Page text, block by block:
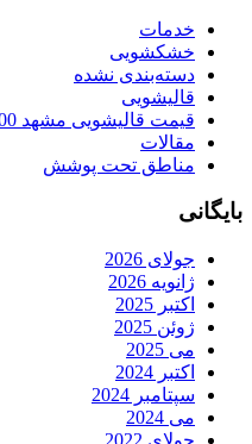
خدمات
خشکشویی
دسته‌بندی نشده
قالیشویی
قیمت قالیشویی مشهد 1400
مقالات
مناطق تحت پوشش
بایگانی
جولای 2026
ژانویه 2026
اکتبر 2025
ژوئن 2025
می 2025
اکتبر 2024
سپتامبر 2024
می 2024
جولای 2022